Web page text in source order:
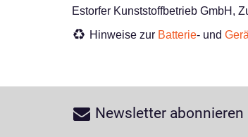
Estorfer Kunststoffbetrieb GmbH,
Hinweise zur Batterie- und
Newsletter